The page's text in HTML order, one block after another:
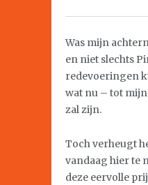
Was mijn
en niet slechts
redevoeringen
wat nu – tot
zal zijn.
Toch verheugt
vandaag hier te
deze eervolle